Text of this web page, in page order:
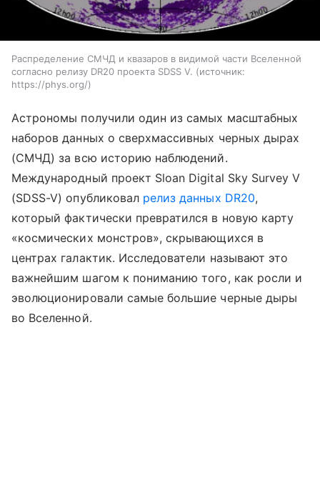
Распределение СМЧД и квазаров в видимой части Вселенной
согласно релизу DR20 проекта SDSS V.
источник:
https://phys.org/
Астрономы получили один из самых масштабных
наборов данных о сверхмассивных черных дырах
(СМЧД) за всю историю наблюдений.
Международный проект Sloan Digital Sky Survey V
(SDSS-V) опубликовал релиз данных DR20,
который фактически превратился в новую карту
«космических монстров», скрывающихся в
центрах галактик. Исследователи называют это
важнейшим шагом к пониманию того, как росли и
эволюционировали самые большие черные дыры
во Вселенной.